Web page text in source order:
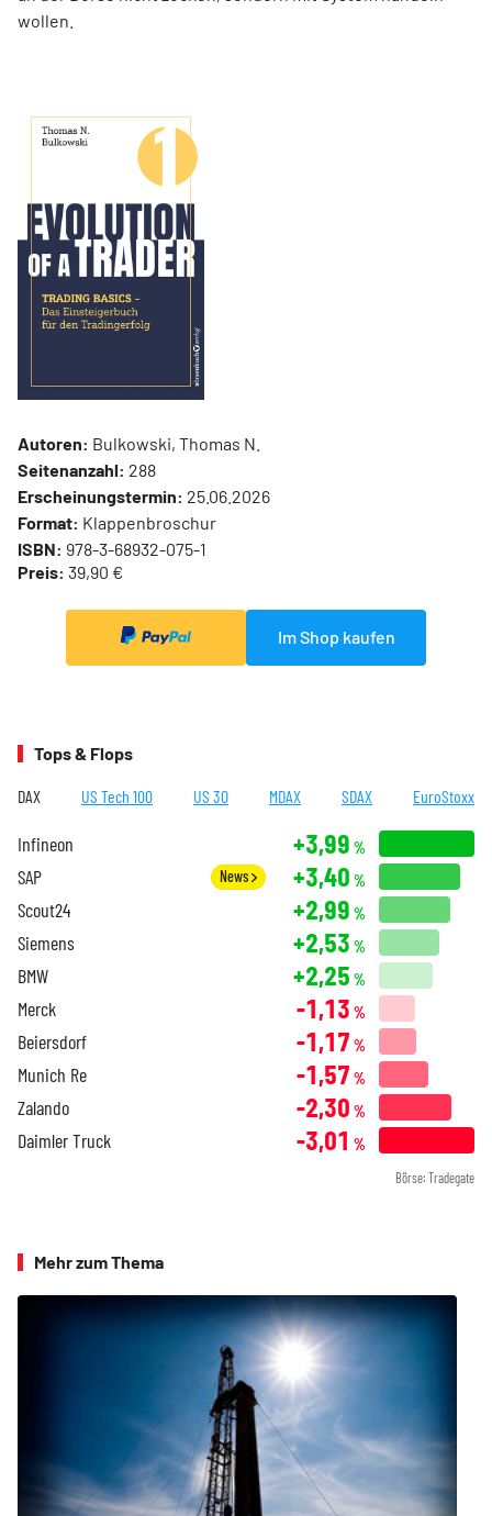
wollen.
Autoren: Bulkowski, Thomas N.
Seitenanzahl: 288
Erscheinungstermin: 25.06.2026
Format: Klappenbroschur
ISBN: 978-3-68932-075-1
Preis: 39,90 €
Im Shop kaufen
Tops & Flops
DAX US Tech 100 US 30 MDAX SDAX EuroStoxx
Infineon +3,99 %
SAP News +3,40 %
Scout24 +2,99 %
Siemens +2,53 %
BMW +2,25 %
Merck -1,13 %
Beiersdorf -1,17 %
Munich Re -1,57 %
Zalando -2,30 %
Daimler Truck -3,01 %
Börse: Tradegate
Mehr zum Thema